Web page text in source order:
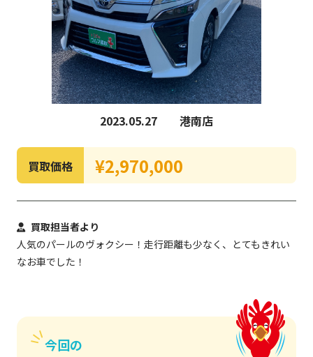
2023.05.27 港南店
買取価格 ¥2,970,000
買取担当者より
人気のパールのヴォクシー！走行距離も少なく、とてもきれい
なお車でした！
今回の